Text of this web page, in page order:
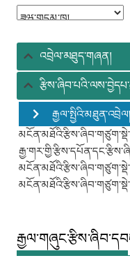
འབྲེལ་མཐུད་གཞན།
རྒྱལ་སྤྱིའི་མཐུན་འབྲེལ།